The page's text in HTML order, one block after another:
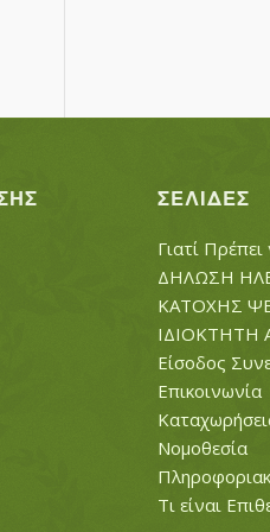
ΣΕΛΊΔΕΣ
Γιατί
ΔΗΛΩΣΗ
ΚΑΤΟΧΗΣ
ΙΔΙΟΚΤΗΤΗ
Είσοδος
Επικοινωνία
Νομοθεσία
Τι είναι